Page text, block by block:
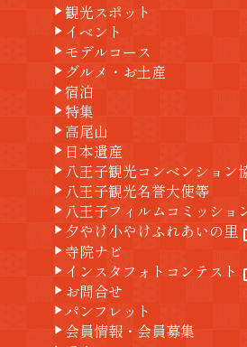
play_arrow観光スポット
play_arrow イベント
play_arrow モデルコース
play_arrow グルメ・お土産
play_arrow宿泊
play_arrow 特集
play_arrow 高尾山
play_arrow 日本遺産
play_arrow 八王子観光コンベンション
play_arrow 八王子観光名誉大使等
play_arrow 八王子フィルムコミッショ
play_arrow 夕やけ小やけふれあいの里
play_arrow 寺院ナビ
play_arrow インスタフォトコンテスト
play_arrow お問合せ
play_arrowパンフレット
play_arrow 会員情報・会員募集